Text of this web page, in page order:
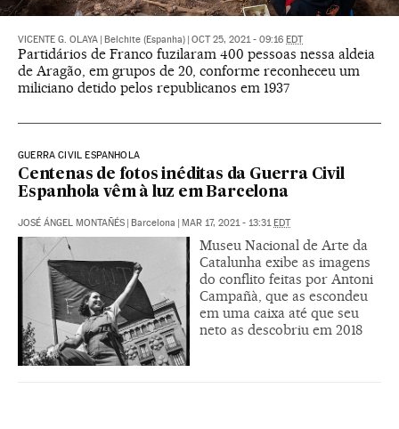
VICENTE G. OLAYA Belchite (Espanha) OCT 25, 2021 - 09:16 EDT
Partidários de Franco fuzilaram 400 pessoas nessa aldeia
de Aragão, em grupos de 20, conforme reconheceu um
miliciano detido pelos republicanos em 1937
GUERRA CIVIL ESPANHOLA
Centenas de fotos inéditas da Guerra Civil
Espanhola vêm à luz em Barcelona
JOSÉ ÁNGEL MONTAÑÉS Barcelona MAR 17, 2021 - 13:31 EDT
Museu Nacional de Arte da
Catalunha exibe as imagens
do conflito feitas por Antoni
Campañà, que as escondeu
em uma caixa até que seu
neto as descobriu em 2018